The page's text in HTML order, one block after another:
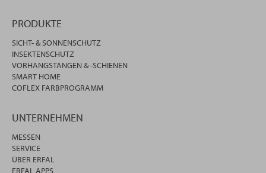
PRODUKTE
SICHT- & SONNENSCHUTZ
INSEKTENSCHUTZ
VORHANGSTANGEN & -SCHIENEN
SMART HOME
COFLEX FARBPROGRAMM
UNTERNEHMEN
MESSEN
SERVICE
ÜBER ERFAL